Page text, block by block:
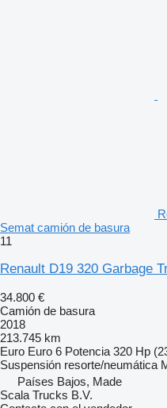
Semat camión de basura
11
Renault D19 320 Garbage
34.800 €
Camión de basura
2018
213.745 km
Euro Euro 6 Potencia 320 Hp
Suspensión resorte/neumática
Países Bajos, Made
Scala Trucks B.V.